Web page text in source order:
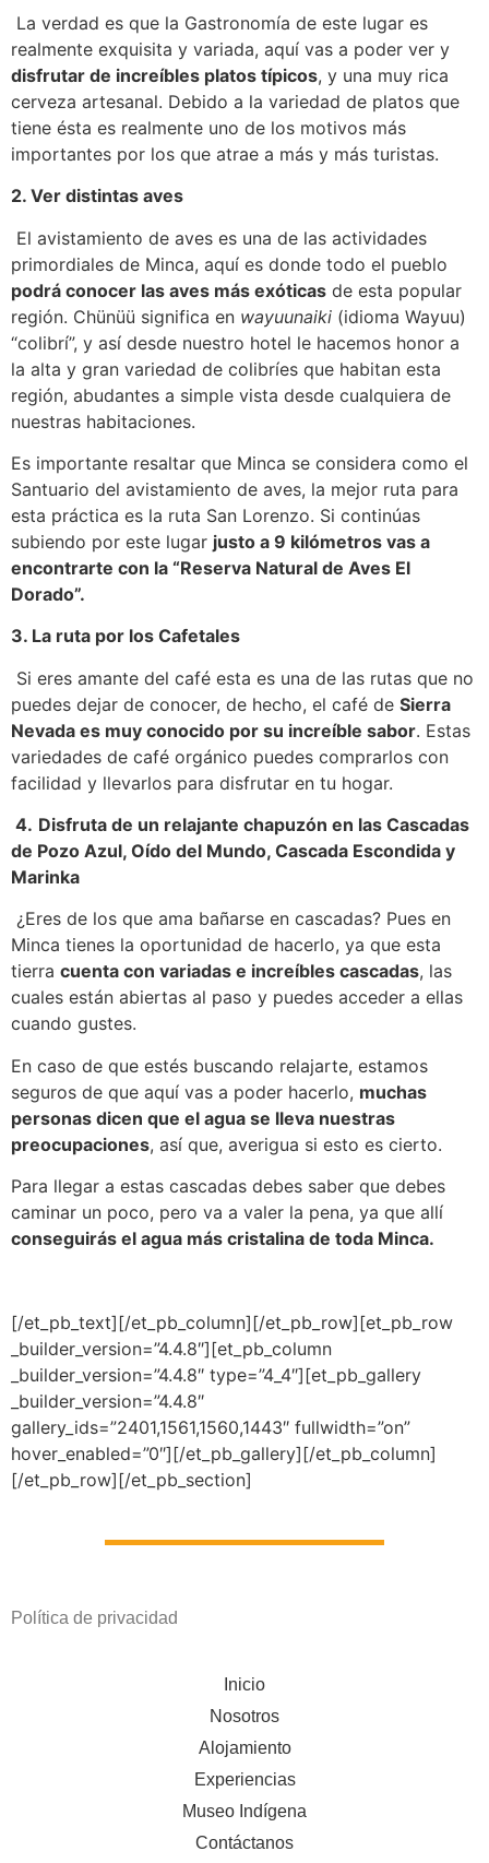
La verdad es que la Gastronomía de este lugar es
realmente exquisita y variada, aquí vas a poder ver y
disfrutar de increíbles platos típicos, y una muy rica
cerveza artesanal. Debido a la variedad de platos que
tiene ésta es realmente uno de los motivos más
importantes por los que atrae a más y más turistas.
2. Ver distintas aves
El avistamiento de aves es una de las actividades
primordiales de Minca, aquí es donde todo el pueblo
podrá conocer las aves más exóticas de esta popular
región. Chünüü significa en wayuunaiki (idioma Wayuu)
“colibrí”, y así desde nuestro hotel le hacemos honor a
la alta y gran variedad de colibríes que habitan esta
región, abudantes a simple vista desde cualquiera de
nuestras habitaciones.
Es importante resaltar que Minca se considera como el
Santuario del avistamiento de aves, la mejor ruta para
esta práctica es la ruta San Lorenzo. Si continúas
subiendo por este lugar justo a 9 kilómetros vas a
encontrarte con la “Reserva Natural de Aves El
Dorado”.
3. La ruta por los Cafetales
Si eres amante del café esta es una de las rutas que no
puedes dejar de conocer, de hecho, el café de Sierra
Nevada es muy conocido por su increíble sabor. Estas
variedades de café orgánico puedes comprarlos con
facilidad y llevarlos para disfrutar en tu hogar.
4. Disfruta de un relajante chapuzón en las Cascadas
de Pozo Azul, Oído del Mundo, Cascada Escondida y
Marinka
¿Eres de los que ama bañarse en cascadas? Pues en
Minca tienes la oportunidad de hacerlo, ya que esta
tierra cuenta con variadas e increíbles cascadas, las
cuales están abiertas al paso y puedes acceder a ellas
cuando gustes.
En caso de que estés buscando relajarte, estamos
seguros de que aquí vas a poder hacerlo, muchas
personas dicen que el agua se lleva nuestras
preocupaciones, así que, averigua si esto es cierto.
Para llegar a estas cascadas debes saber que debes
caminar un poco, pero va a valer la pena, ya que allí
conseguirás el agua más cristalina de toda Minca.
[/et_pb_text][/et_pb_column][/et_pb_row][et_pb_row
_builder_version=”4.4.8″][et_pb_column
_builder_version=”4.4.8″ type=”4_4″][et_pb_gallery
_builder_version=”4.4.8″
gallery_ids=”2401,1561,1560,1443″ fullwidth=”on”
hover_enabled=”0″][/et_pb_gallery][/et_pb_column]
[/et_pb_row][/et_pb_section]
Política de privacidad
Inicio
Nosotros
Alojamiento
Experiencias
Museo Indígena
Contáctanos